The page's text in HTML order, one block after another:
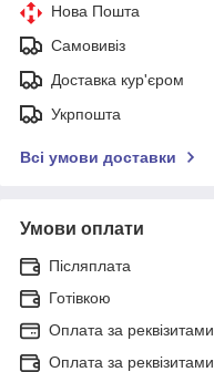
Нова Пошта
Самовивіз
Доставка кур'єром
Укрпошта
Всі умови доставки
Умови оплати
Післяплата
Готівкою
Оплата за реквізитами
Оплата за реквізитами